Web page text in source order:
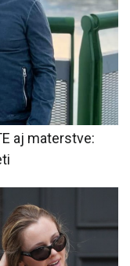
aj materstve: